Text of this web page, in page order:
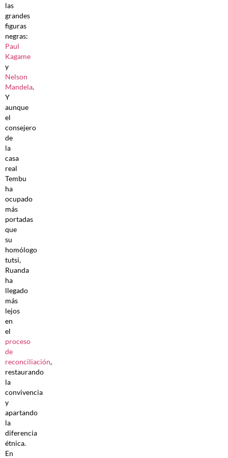
las
grandes
figuras
negras:
Paul
Kagame
y
Nelson
Mandela.
Y
aunque
el
consejero
de
la
casa
real
Tembu
ha
ocupado
más
portadas
que
su
homólogo
tutsi,
Ruanda
ha
llegado
más
lejos
en
el
proceso
de
reconciliación,
restaurando
la
convivencia
y
apartando
la
diferencia
étnica.
En